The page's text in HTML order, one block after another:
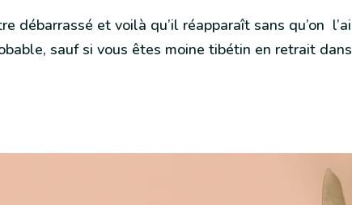
débarrassé et voilà qu’il réapparaît sans qu’on l’ai
sauf si vous êtes moine tibétin en retrait dans